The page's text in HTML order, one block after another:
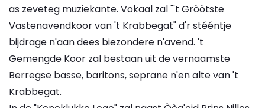
as zeveteg muziekante. Vokaal zal "'t Gròòtste
Vastenavendkoor van 't Krabbegat" d'r stééntje
bijdrage n'aan dees biezondere n'avend. 't
Gemengde Koor zal bestaan uit de vernaamste
Berregse basse, baritons, seprane n'en alte van 't
Krabbegat.